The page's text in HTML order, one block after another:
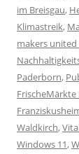
im Breisgau,
Klimastreik,
makers united
Paderborn,
FrischeMärkte
Waldkirch,
Windows 11,